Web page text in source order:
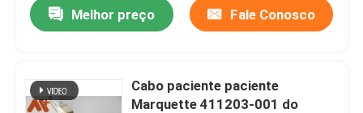
Cabo de extensão Spo2
Melhor preço Fale Conosco
Cabo paciente paciente
Marquette 411203-001 do